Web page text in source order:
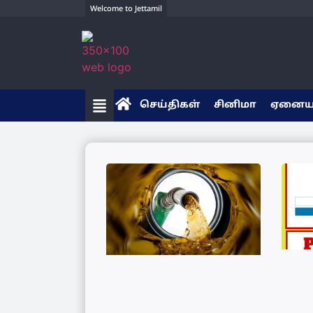
Welcome to Jettamil
செய்திகள் சினிமா